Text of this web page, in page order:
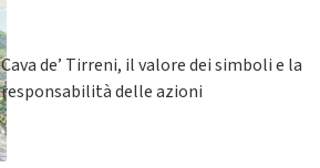
Cava de’ Tirreni, il valore dei simboli e la
responsabilità delle azioni